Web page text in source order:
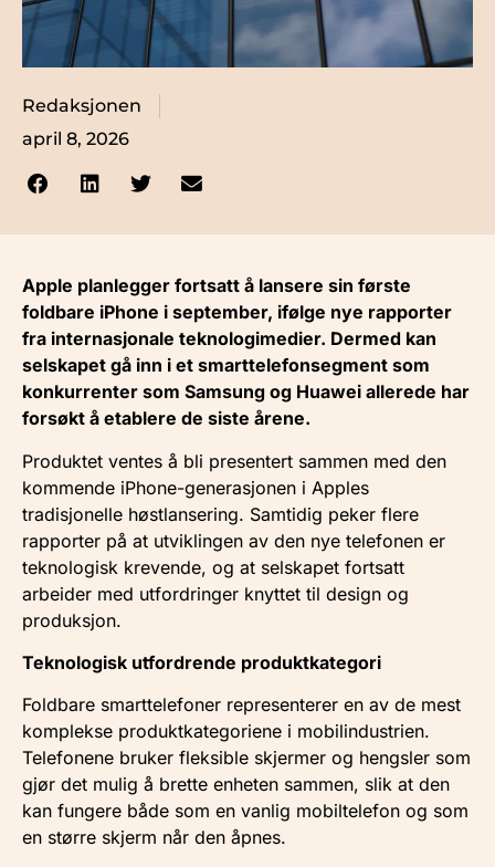
Redaksjonen
april 8, 2026
Apple planlegger fortsatt å lansere sin første
foldbare iPhone i september, ifølge nye rapporter
fra internasjonale teknologimedier. Dermed kan
selskapet gå inn i et smarttelefonsegment som
konkurrenter som Samsung og Huawei allerede har
forsøkt å etablere de siste årene.
Produktet ventes å bli presentert sammen med den
kommende iPhone-generasjonen i Apples
tradisjonelle høstlansering. Samtidig peker flere
rapporter på at utviklingen av den nye telefonen er
teknologisk krevende, og at selskapet fortsatt
arbeider med utfordringer knyttet til design og
produksjon.
Teknologisk utfordrende produktkategori
Foldbare smarttelefoner representerer en av de mest
komplekse produktkategoriene i mobilindustrien.
Telefonene bruker fleksible skjermer og hengsler som
gjør det mulig å brette enheten sammen, slik at den
kan fungere både som en vanlig mobiltelefon og som
en større skjerm når den åpnes.